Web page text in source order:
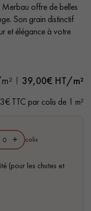
?
vous guider pas à
vous appelle
Merbau offre de belles
Son grain distinctif
et élégance à votre
régulier, peu marqué
39,00€ HT/m²
TTC par colis de 1 m²
(pour les chutes et
+ colis